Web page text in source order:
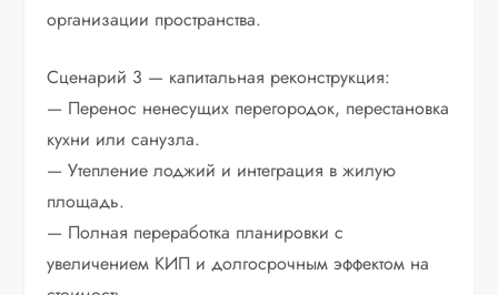
организации пространства.
Сценарий 3 — капитальная реконструкция:
— Перенос ненесущих перегородок, перестановка
кухни или санузла.
— Утепление лоджий и интеграция в жилую
площадь.
— Полная переработка планировки с
увеличением КИП и долгосрочным эффектом на